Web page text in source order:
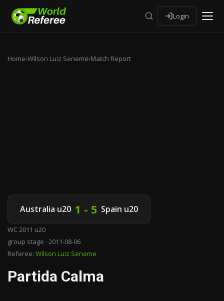
Login
Home›Wilson Luiz Seneme›Match Report
Australia u20 1 - 5 Spain u20
WC 2011 u20
group stage · 2011-08-06
Referee: Wilson Luiz Seneme
Partida Calma